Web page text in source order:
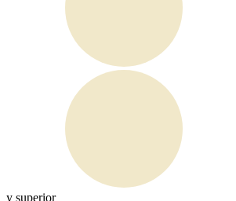
y superior